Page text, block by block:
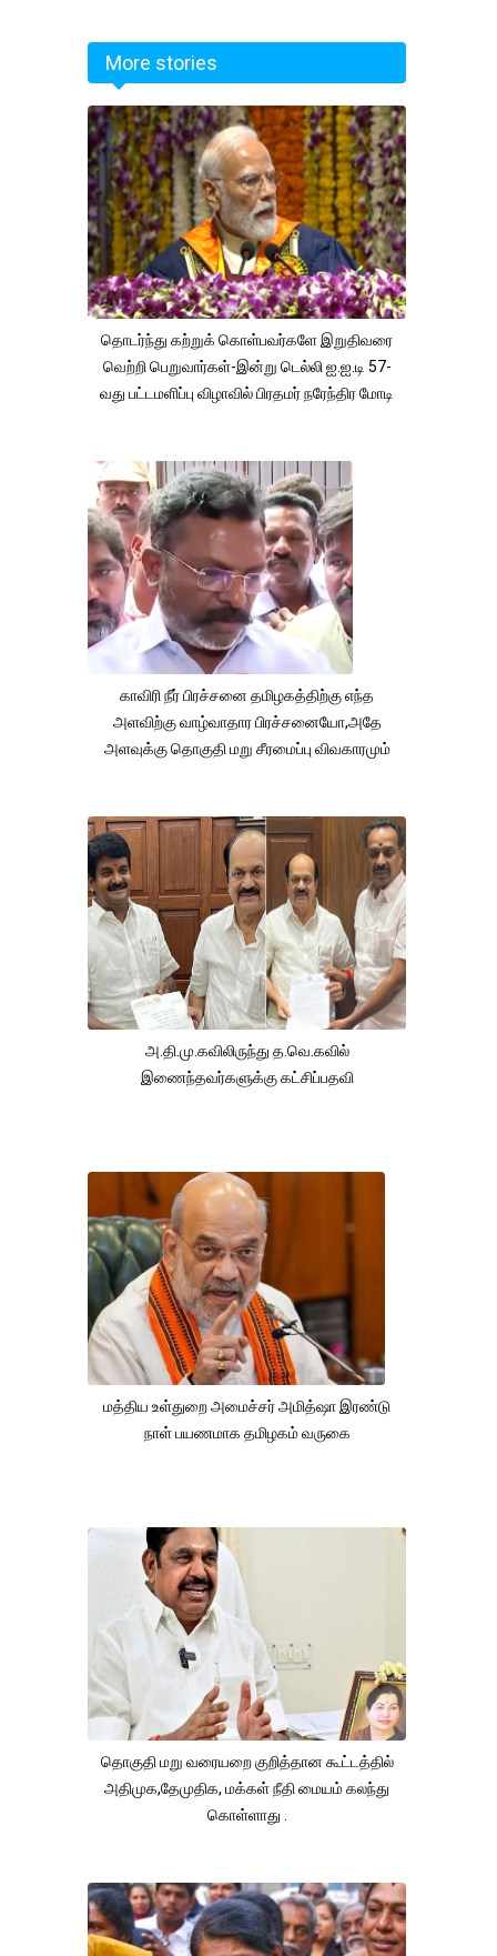
More stories
தொடர்ந்து கற்றுக் கொள்பவர்களே இறுதிவரை
வெற்றி பெறுவார்கள்-இன்று டெல்லி ஐ.ஐ.டி 57-
வது பட்டமளிப்பு விழாவில் பிரதமர் நரேந்திர மோடி
காவிரி நீர் பிரச்சனை தமிழகத்திற்கு எந்த
அளவிற்கு வாழ்வாதார பிரச்சனையோ,அதே
அளவுக்கு தொகுதி மறு சீரமைப்பு விவகாரமும்
அ.தி.மு.கவிலிருந்து த.வெ.கவில்
இணைந்தவர்களுக்கு கட்சிப்பதவி
மத்திய உள்துறை அமைச்சர் அமித்ஷா இரண்டு
நாள் பயணமாக தமிழகம் வருகை
தொகுதி மறு வரையறை குறித்தான கூட்டத்தில்
அதிமுக,தேமுதிக, மக்கள் நீதி மையம் கலந்து
கொள்ளாது .